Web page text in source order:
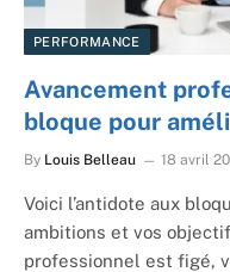
PERFORMANCE
Avancement
bloque pour
By Louis Belleau 18 avril
Voici l’antidote aux
ambitions et vos
professionnel est figé,